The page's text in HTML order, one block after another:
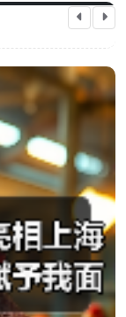
好评不断全国